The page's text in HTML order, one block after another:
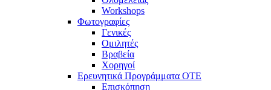
Workshops
Φωτογραφίες
Γενικές
Ομιλητές
Βραβεία
Χορηγοί
Ερευνητικά Προγράμματα ΟΤΕ
Επισκόπηση